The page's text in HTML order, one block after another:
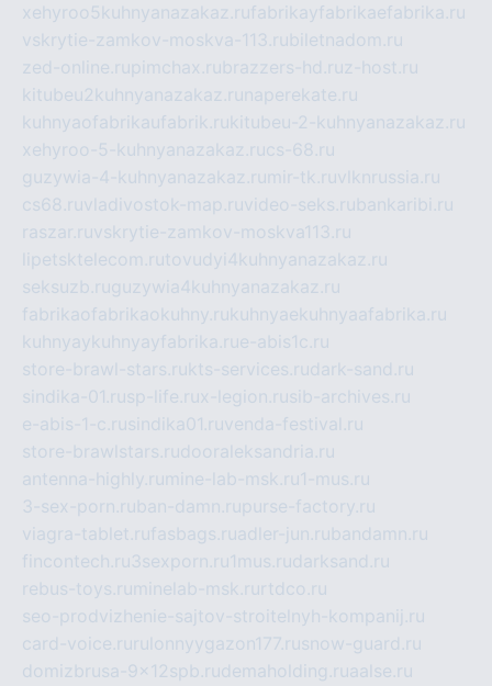
xehyroo5kuhnyanazakaz.rufabrikayfabrikaefabrika.ru
vskrytie-zamkov-moskva-113.rubiletnadom.ru
zed-online.rupimchax.rubrazzers-hd.ruz-host.ru
kitubeu2kuhnyanazakaz.ru naperekate.ru
kuhnyaofabrikaufabrik.rukitubeu-2-kuhnyanazakaz.ru
xehyroo-5-kuhnyanazakaz.rucs-68.ru
guzywia-4-kuhnyanazakaz.ru mir-tk.ruvlknrussia.ru
cs68.ruvladivostok-map.ruvideo-seks.rubankaribi.ru
raszar.ruvskrytie-zamkov-moskva113.ru
lipetsktelecom.rutovudyi4kuhnyanazakaz.ru
seksuzb.ruguzywia4kuhnyanazakaz.ru
fabrikaofabrikaokuhny.rukuhnyaekuhnyaafabrika.ru
kuhnyaykuhnyayfabrika.rue-abis1c.ru
store-brawl-stars.rukts-services.rudark-sand.ru
sindika-01.rusp-life.rux-legion.rusib-archives.ru
e-abis-1-c.rusindika01.ruvenda-festival.ru
store-brawlstars.rudooraleksandria.ru
antenna-highly.ru mine-lab-msk.ru1-mus.ru
3-sex-porn.ruban-damn.rupurse-factory.ru
viagra-tablet.rufasbags.ruadler-jun.rubandamn.ru
fincontech.ru3sexporn.ru1mus.rudarksand.ru
rebus-toys.ru minelab-msk.ru rtdco.ru
seo-prodvizhenie-sajtov-stroitelnyh-kompanij.ru
card-voice.ru rulonnyygazon177.rusnow-guard.ru
domizbrusa-9x12spb.rudemaholding.ruaalse.ru